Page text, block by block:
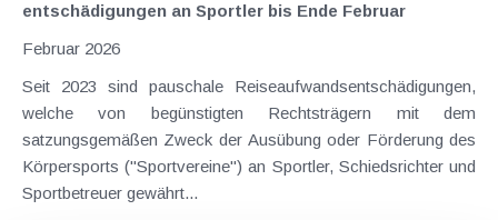
entschädigungen an Sportler bis Ende Februar
Februar 2026
Seit 2023 sind pauschale Reiseaufwandsentschädigungen,
welche von begünstigten Rechtsträgern mit dem
satzungsgemäßen Zweck der Ausübung oder Förderung des
Körpersports ("Sportvereine") an Sportler, Schiedsrichter und
Sportbetreuer gewährt...